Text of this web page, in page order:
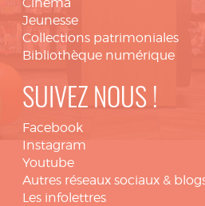
Jeunesse
Collections patrimoniales
Bibliothèque numérique
SUIVEZ NOUS !
Facebook
Instagram
Youtube
Autres réseaux sociaux &
Les infolettres